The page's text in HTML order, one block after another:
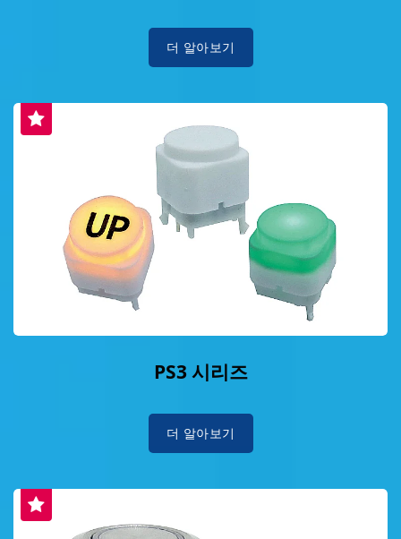
더 알아보기
PS3 시리즈
더 알아보기